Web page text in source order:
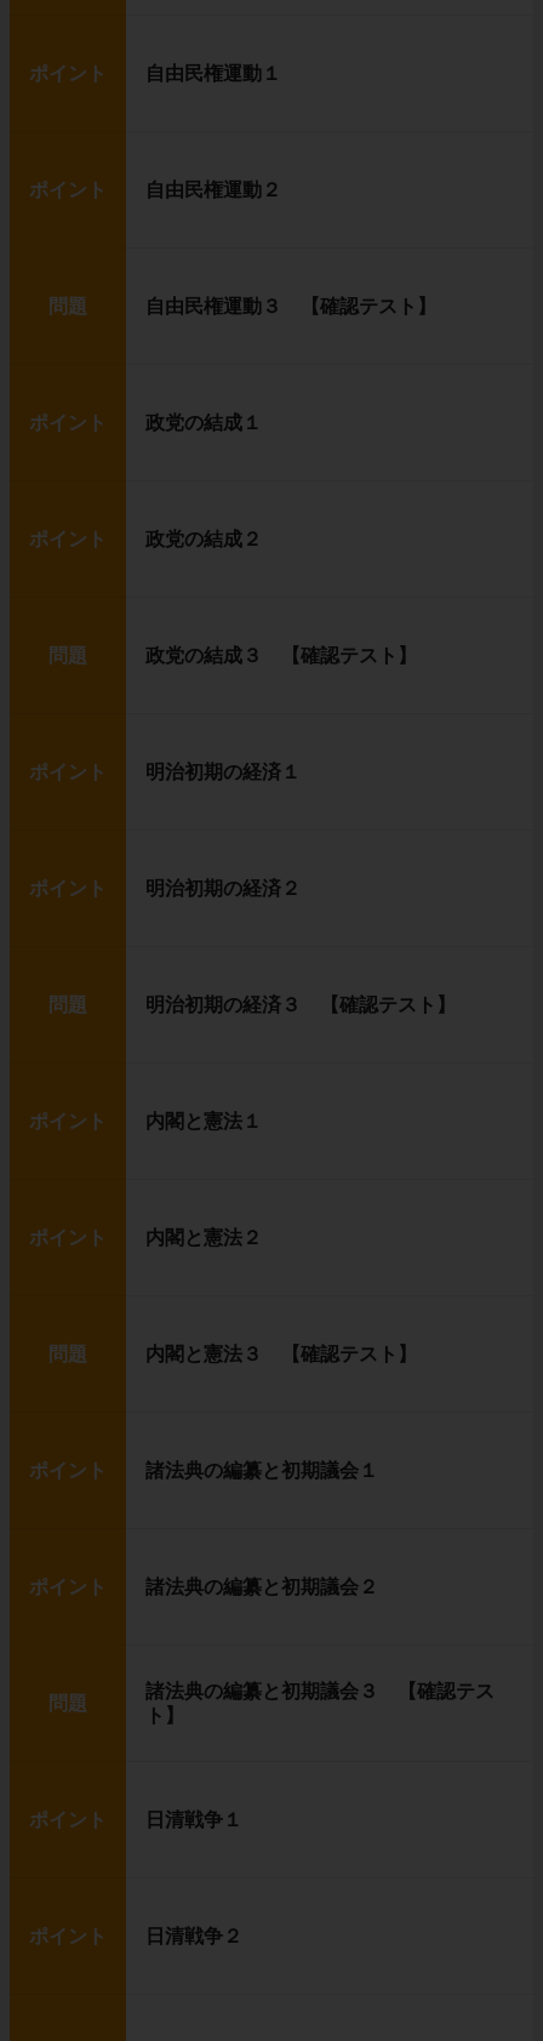
ポイント 自由民権運動１
ポイント 自由民権運動２
問題 自由民権運動３ 【確認テスト】
ポイント 政党の結成１
ポイント 政党の結成２
問題 政党の結成３ 【確認テスト】
ポイント 明治初期の経済１
ポイント 明治初期の経済２
問題 明治初期の経済３ 【確認テスト】
ポイント 内閣と憲法１
ポイント 内閣と憲法２
問題 内閣と憲法３ 【確認テスト】
ポイント 諸法典の編纂と初期議会１
ポイント 諸法典の編纂と初期議会２
問題
諸法典の編纂と初期議会３ 【確認テス
ト】
ポイント 日清戦争１
ポイント 日清戦争２